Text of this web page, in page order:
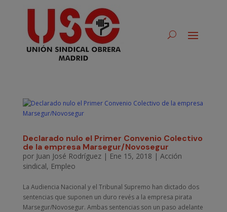
Declarado nulo el Primer Convenio Colectivo
de la empresa Marsegur/Novosegur
por Juan José Rodríguez| Ene 15, 2018 | Acción
sindical, Empleo
La Audiencia Nacional y el Tribunal Supremo han dictado dos
sentencias que suponen un duro revés a la empresa pirata
Marsegur/Novosegur. Ambas sentencias son un paso adelante